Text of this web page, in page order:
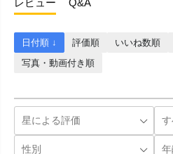
レビュー Q&A
日付順 ↓ 評価順 いいね数順
写真・動画付き順